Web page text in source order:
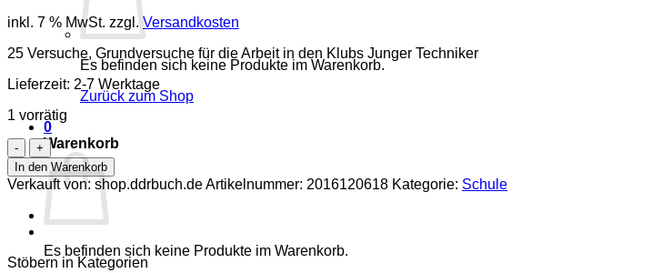
Es befinden sich keine Produkte im Warenkorb.
Zurück zum Shop
0
Warenkorb
Es befinden sich keine Produkte im Warenkorb.
inkl. 7 % MwSt. zzgl. Versandkosten
25 Versuche, Grundversuche für die Arbeit in den Klubs Junger Techniker
Lieferzeit: 2-7 Werktage
1 vorrätig
Oxydation
und
Reduktion
Menge
In den Warenkorb
Verkauft von: shop.ddrbuch.deArtikelnummer: 2016120618 Kategorie: Schule
Stöbern in Kategorien